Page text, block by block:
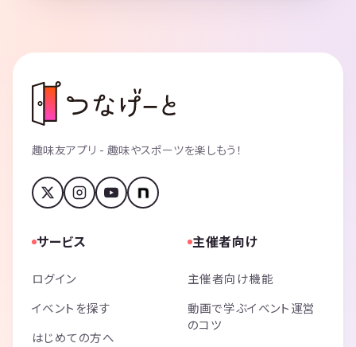
趣味友アプリ - 趣味やスポーツを楽しもう！
サービス
ログイン
イベントを探す
はじめての方へ
主催者向け
主催者向け機能
動画で学ぶイベント運営
のコツ